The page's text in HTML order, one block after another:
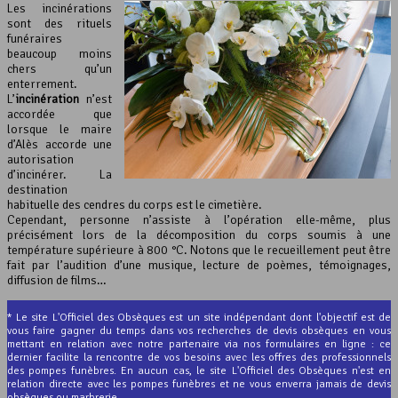
Les incinérations
sont des rituels
funéraires
beaucoup moins
chers qu’un
enterrement.
L’incinération n’est
accordée que
lorsque le maire
d’Alès accorde une
autorisation
d’incinérer. La
destination
habituelle des cendres du corps est le cimetière.
Cependant, personne n’assiste à l’opération elle-même, plus
précisément lors de la décomposition du corps soumis à une
température supérieure à 800 °C. Notons que le recueillement peut être
fait par l’audition d’une musique, lecture de poèmes, témoignages,
diffusion de films…
* Le site L'Officiel des Obsèques est un site indépendant dont l'objectif est de
vous faire gagner du temps dans vos recherches de devis obsèques en vous
mettant en relation avec notre partenaire via nos formulaires en ligne : ce
dernier facilite la rencontre de vos besoins avec les offres des professionnels
des pompes funèbres. En aucun cas, le site L'Officiel des Obsèques n'est en
relation directe avec les pompes funèbres et ne vous enverra jamais de devis